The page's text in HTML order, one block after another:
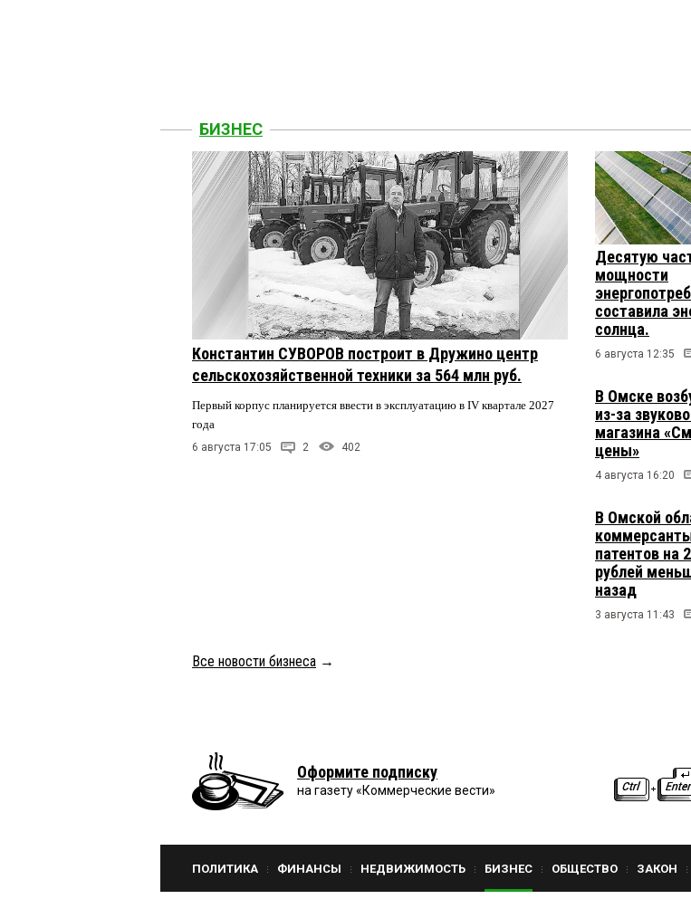
БИЗНЕС
Константин СУВОРОВ построит в Дружино центр
сельскохозяйственной техники за 564 млн руб.
Первый корпус планируется ввести в эксплуатацию в IV квартале 2027
года
6 августа 17:05 2 402
Десятую
мощности
составила
солнца.
6 августа 12:35
В Омске
из-за
магазина
цены»
4 августа 16:20
В Омской
патентов на
рублей
назад
3 августа 11:43
Все новости бизнеса →
Оформите подписку
на газету «Коммерческие вести»
ПОЛИТИКА ФИНАНСЫ НЕДВИЖИМОСТЬ БИЗНЕС ОБЩЕСТВО ЗАКОН